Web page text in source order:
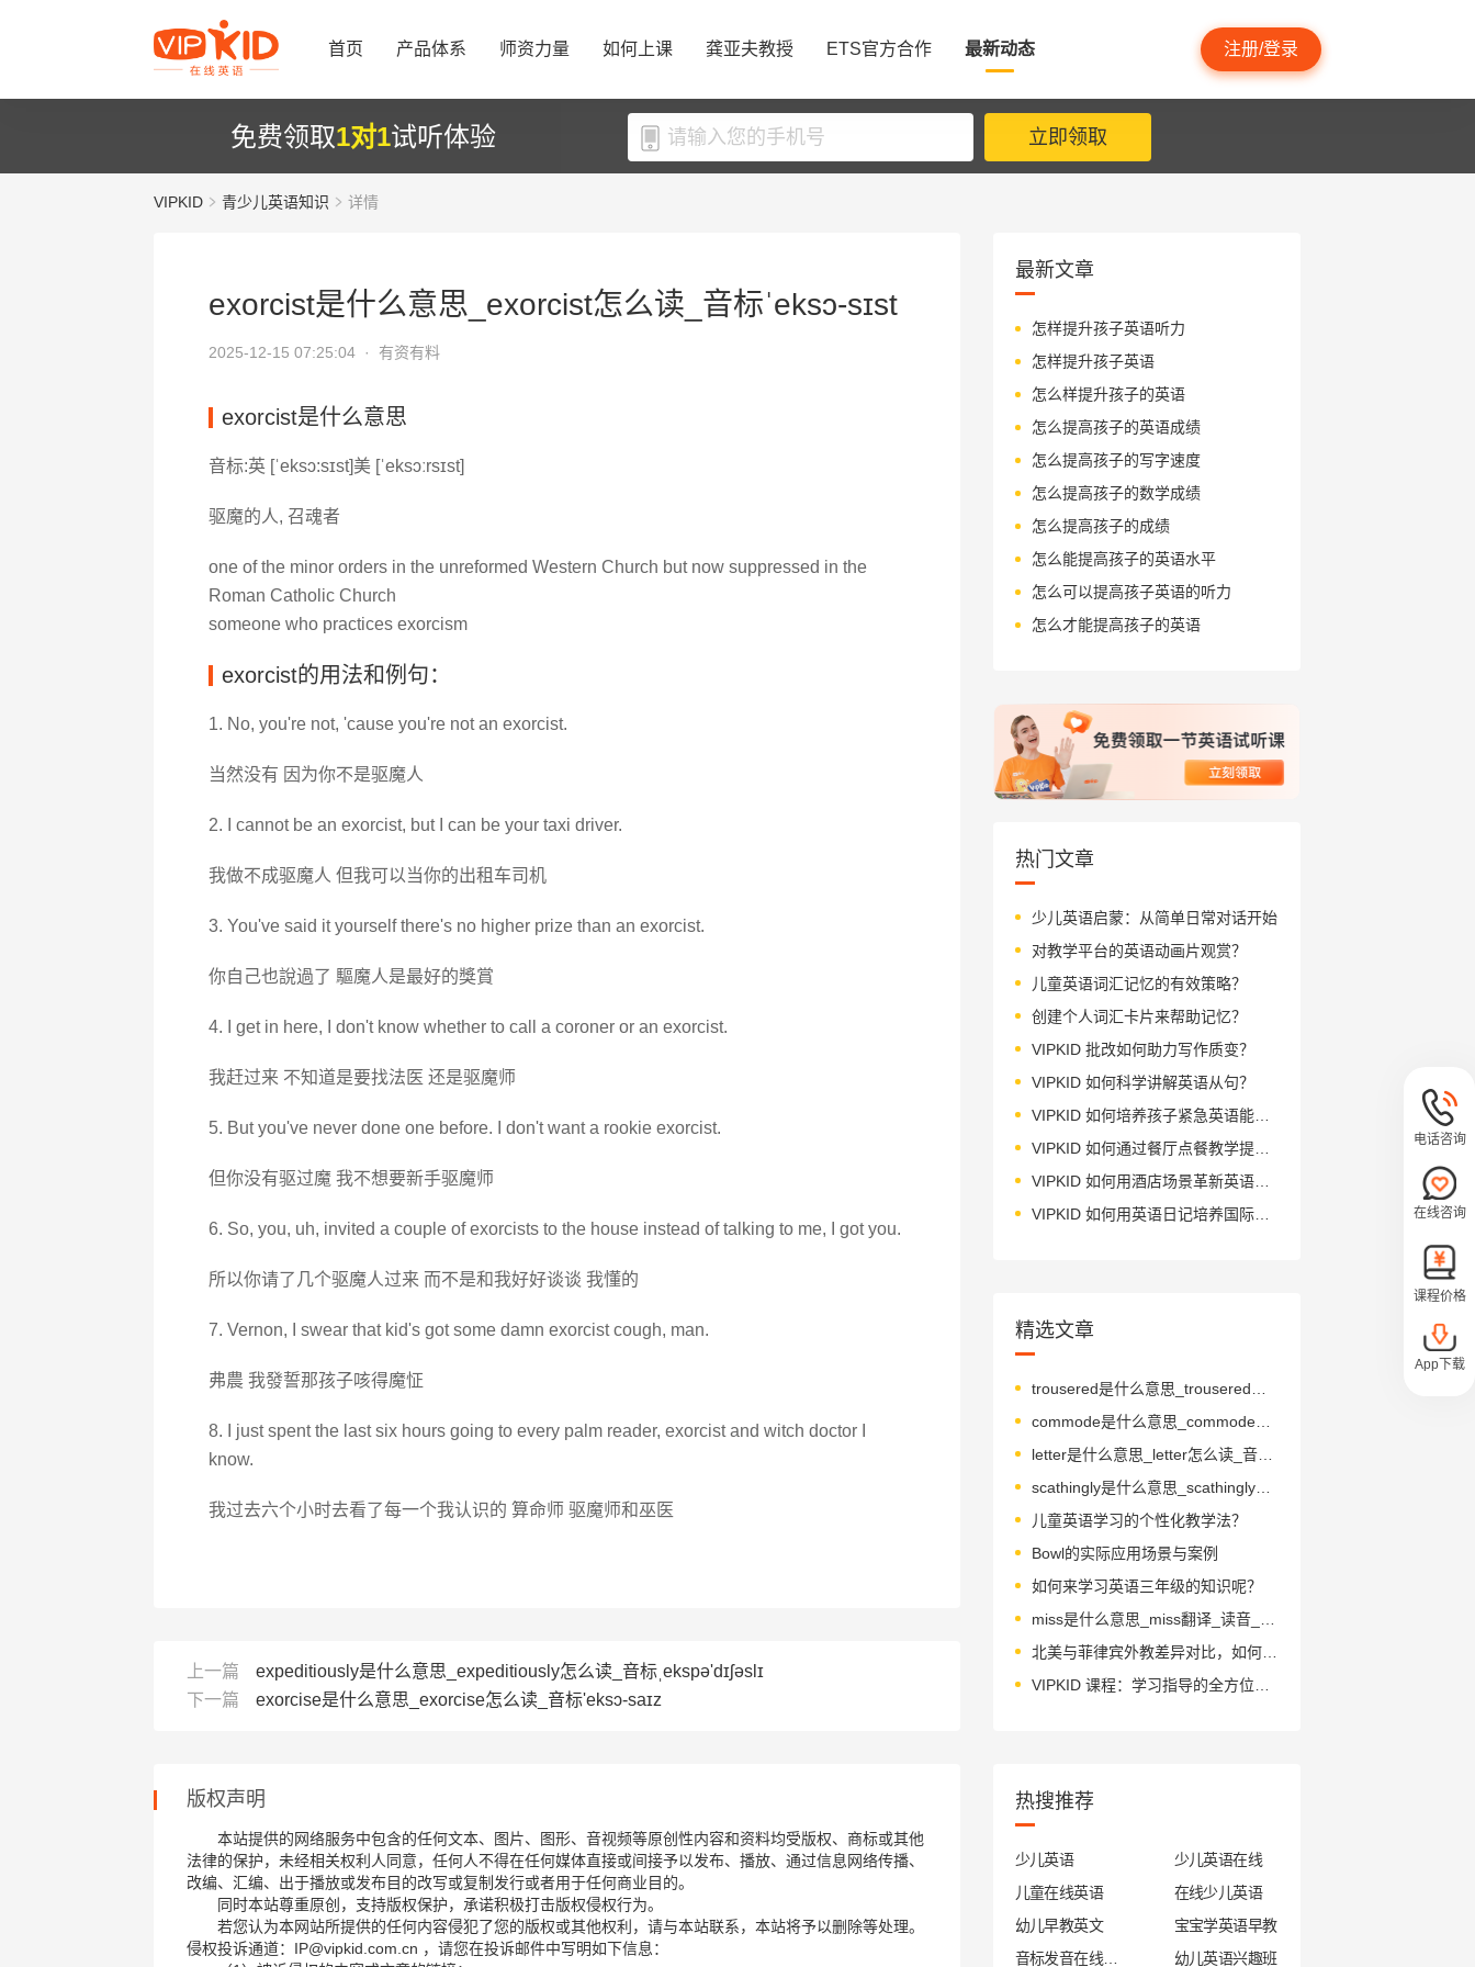
首页 产品体系 师资力量 如何上课 龚亚夫教授 ETS官方合作 最新动态 注册/登录
免费领取1对1试听体验 立即领取
VIPKID 青少儿英语知识 详情
exorcist是什么意思_exorcist怎么读_音标ˈeksɔ-sɪst
2025-12-15 07:25:04 · 有资有料
exorcist是什么意思
音标:英 [ˈeksɔ:sɪst]美 [ˈeksɔːrsɪst]
驱魔的人, 召魂者
one of the minor orders in the unreformed Western Church but now suppressed in the
Roman Catholic Church
someone who practices exorcism
exorcist的用法和例句：
1. No, you're not, 'cause you're not an exorcist.
当然没有 因为你不是驱魔人
2. I cannot be an exorcist, but I can be your taxi driver.
我做不成驱魔人 但我可以当你的出租车司机
3. You've said it yourself there's no higher prize than an exorcist.
你自己也說過了 驅魔人是最好的獎賞
4. I get in here, I don't know whether to call a coroner or an exorcist.
我赶过来 不知道是要找法医 还是驱魔师
5. But you've never done one before. I don't want a rookie exorcist.
但你没有驱过魔 我不想要新手驱魔师
6. So, you, uh, invited a couple of exorcists to the house instead of talking to me, I got you.
所以你请了几个驱魔人过来 而不是和我好好谈谈 我懂的
7. Vernon, I swear that kid's got some damn exorcist cough, man.
弗農 我發誓那孩子咳得魔怔
8. I just spent the last six hours going to every palm reader, exorcist and witch doctor I
know.
我过去六个小时去看了每一个我认识的 算命师 驱魔师和巫医
上一篇
expeditiously是什么意思_expeditiously怎么读_音标ˌekspə'dɪʃəslɪ
下一篇
exorcise是什么意思_exorcise怎么读_音标'eksɔ-saɪz
版权声明
本站提供的网络服务中包含的任何文本、图片、图形、音视频等原创性内容和资料均受版权、商标或其他
法律的保护，未经相关权利人同意，任何人不得在任何媒体直接或间接予以发布、播放、通过信息网络传播、
改编、汇编、出于播放或发布目的改写或复制发行或者用于任何商业目的。
同时本站尊重原创，支持版权保护，承诺积极打击版权侵权行为。
若您认为本网站所提供的任何内容侵犯了您的版权或其他权利，请与本站联系，本站将予以删除等处理。
侵权投诉通道：IP@vipkid.com.cn ，请您在投诉邮件中写明如下信息：
最新文章
怎样提升孩子英语听力
怎样提升孩子英语
怎么样提升孩子的英语
怎么提高孩子的英语成绩
怎么提高孩子的写字速度
怎么提高孩子的数学成绩
怎么提高孩子的成绩
怎么能提高孩子的英语水平
怎么可以提高孩子英语的听力
怎么才能提高孩子的英语
热门文章
少儿英语启蒙：从简单日常对话开始
对教学平台的英语动画片观赏？
儿童英语词汇记忆的有效策略？
创建个人词汇卡片来帮助记忆？
VIPKID 批改如何助力写作质变？
VIPKID 如何科学讲解英语从句？
VIPKID 如何培养孩子紧急英语能力？
VIPKID 如何通过餐厅点餐教学提升少儿英语应用能力？
VIPKID 如何用酒店场景革新英语教学？
VIPKID 如何用英语日记培养国际化人才？
精选文章
commode是什么意思_commode怎么读_音标kəˈməud
letter是什么意思_letter怎么读_音标'letə(r)
scathingly是什么意思_scathingly怎么读_音标'skeɪðɪŋlɪ
儿童英语学习的个性化教学法？
Bowl的实际应用场景与案例
如何来学习英语三年级的知识呢？
北美与菲律宾外教差异对比，如何选择？
热搜推荐
少儿英语
少儿英语在线
儿童在线英语
在线少儿英语
幼儿早教英文
宝宝学英语早教
幼儿英语兴趣班
电话咨询
在线咨询
课程价格
App下载